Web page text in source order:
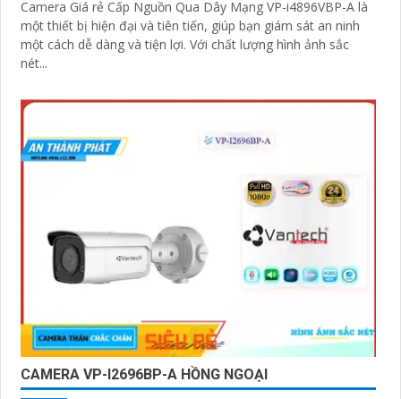
Camera Giá rẻ Cấp Nguồn Qua Dây Mạng VP-i4896VBP-A là
một thiết bị hiện đại và tiên tiến, giúp bạn giám sát an ninh
một cách dễ dàng và tiện lợi. Với chất lượng hình ảnh sắc
nét...
CAMERA VP-I2696BP-A HỒNG NGOẠI